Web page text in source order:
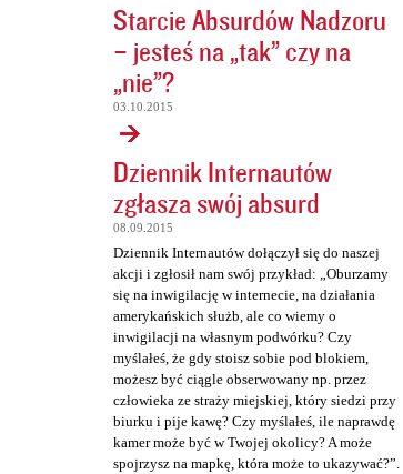
Starcie Absurdów Nadzoru
– jesteś na „tak” czy na
„nie”?
03.10.2015
Dziennik Internautów
zgłasza swój absurd
08.09.2015
Dziennik Internautów dołączył się do naszej
akcji i zgłosił nam swój przykład: „Oburzamy
się na inwigilację w internecie, na działania
amerykańskich służb, ale co wiemy o
inwigilacji na własnym podwórku? Czy
myślałeś, że gdy stoisz sobie pod blokiem,
możesz być ciągle obserwowany np. przez
człowieka ze straży miejskiej, który siedzi przy
biurku i pije kawę? Czy myślałeś, ile naprawdę
kamer może być w Twojej okolicy? A może
spojrzysz na mapkę, która może to ukazywać?”.